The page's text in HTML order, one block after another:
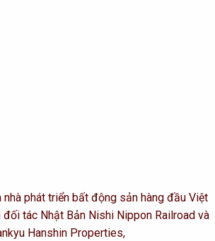
nhà phát triển bất động sản hàng đầu Việt
đối tác Nhật Bản Nishi Nippon Railroad và
Hanshin Properties,